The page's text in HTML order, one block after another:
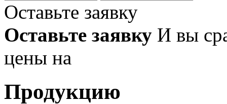
Оставьте заявку
Оставьте заявку И вы
цены на
Продукцию